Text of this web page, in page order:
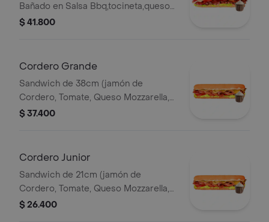
Bañado en Salsa Bbq,tocineta,queso
Mozzarella,tomate,lechuga y Salsa de
$ 41.800
Cordero Grande
Sandwich de 38cm (jamón de
Cordero, Tomate, Queso Mozzarella,
Lechuga y Salsa de Ajo).
$ 37.400
Cordero Junior
Sandwich de 21cm (jamón de
Cordero, Tomate, Queso Mozzarella,
Lechuga y Salsa de Ajo).
$ 26.400